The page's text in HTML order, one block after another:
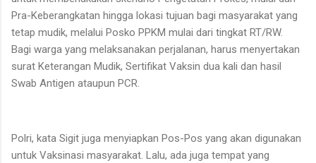
Pra-Keberangkatan hingga lokasi tujuan bagi masyarakat yang
tetap mudik, melalui Posko PPKM mulai dari tingkat RT/RW.
Bagi warga yang melaksanakan perjalanan, harus menyertakan
surat Keterangan Mudik, Sertifikat Vaksin dua kali dan hasil
Swab Antigen ataupun PCR.
Polri, kata Sigit juga menyiapkan Pos-Pos yang akan digunakan
untuk Vaksinasi masyarakat. Lalu, ada juga tempat yang